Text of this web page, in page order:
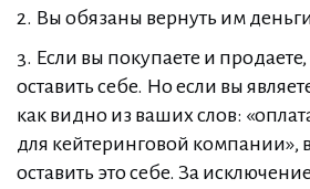
2. Вы обязаны вернуть им
3. Если вы покупаете и
оставить себе. Но если вы
как видно из ваших слов:
для кейтеринговой компании»,
оставить это себе. За